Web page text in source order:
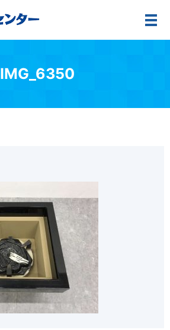
メ
IMG_6350